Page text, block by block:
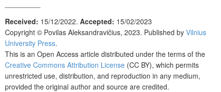
Received: 15/12/2022. Accepted: 15/02/2023
Copyright © Povilas Aleksandravičius, 2023. Published by Vilnius
University Press.
This is an Open Access article distributed under the terms of the
Creative Commons Attribution License (CC BY), which permits
unrestricted use, distribution, and reproduction in any medium,
provided the original author and source are credited.